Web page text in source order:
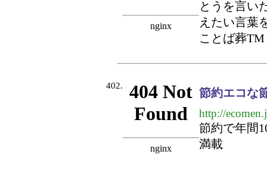
とうを言い
えたい言葉
ことば葬TM
402.
節約エコな
http://
節約で年間
満載